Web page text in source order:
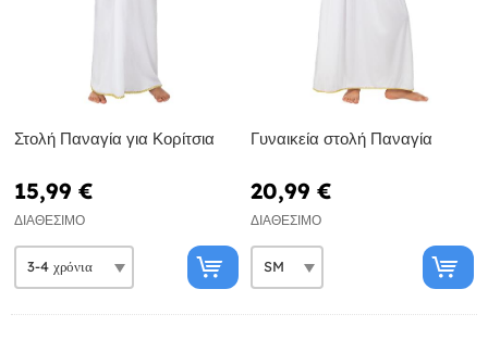
Στολή Παναγία για Κορίτσια
15,99 €
ΔΙΑΘΈΣΙΜΟ
Γυναικεία στολή Παναγία
20,99 €
ΔΙΑΘΈΣΙΜΟ